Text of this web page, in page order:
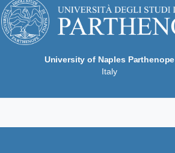
University of Naples Parthenope
Italy